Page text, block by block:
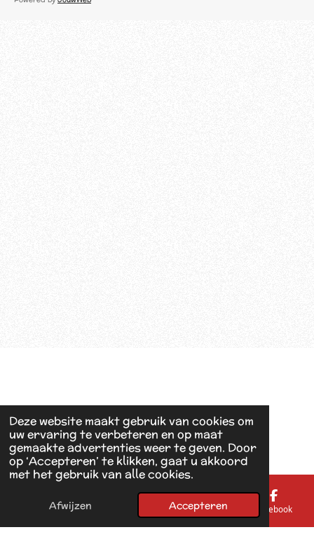
Deze website maakt gebruik van cookies om
uw ervaring te verbeteren en op maat
gemaakte advertenties weer te geven. Door
op ‘Accepteren’ te klikken, gaat u akkoord
met het gebruik van alle cookies.
Afwijzen Accepteren
E-mailadres Kaart Facebook